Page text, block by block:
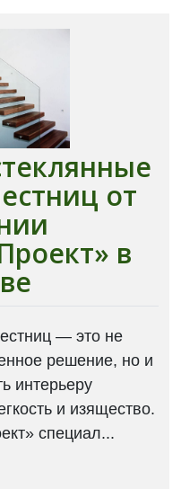
от
в
— это не
решение, но и
интерьеру
и изящество.
специал...